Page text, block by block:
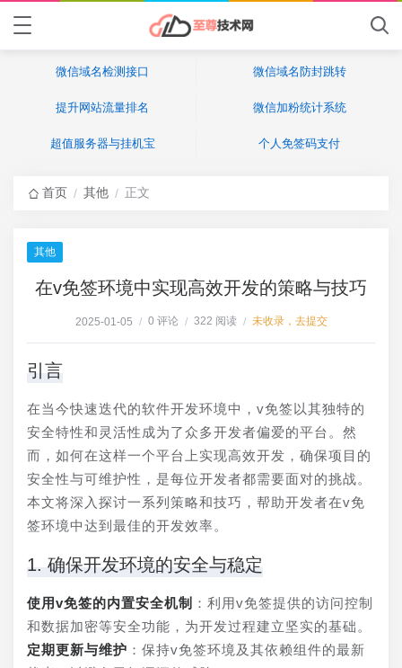
微信域名检测接口 微信域名防封跳转
提升网站流量排名 微信加粉统计系统
超值服务器与挂机宝 个人免签码支付
首页 / 其他 / 正文
其他
在v免签环境中实现高效开发的策略与技巧
2025-01-05 / 0 评论 / 322 阅读 / 未收录，去提交
引言
在当今快速迭代的软件开发环境中，v免签以其独特的
安全特性和灵活性成为了众多开发者偏爱的平台。然
而，如何在这样一个平台上实现高效开发，确保项目的
安全性与可维护性，是每位开发者都需要面对的挑战。
本文将深入探讨一系列策略和技巧，帮助开发者在v免
签环境中达到最佳的开发效率。
1. 确保开发环境的安全与稳定
使用v免签的内置安全机制 ：利用v免签提供的访问控制
定期更新与维护 ：保持v免签环境及其依赖组件的最新